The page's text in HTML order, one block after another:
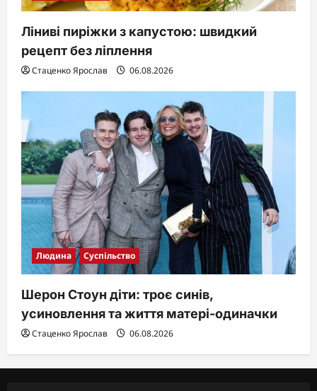
Ліниві пиріжки з капустою: швидкий
рецепт без ліплення
Стаценко Ярослав 06.08.2026
Людина Суспільство
Шерон Стоун діти: троє синів,
усиновлення та життя матері-одиначки
Стаценко Ярослав 06.08.2026